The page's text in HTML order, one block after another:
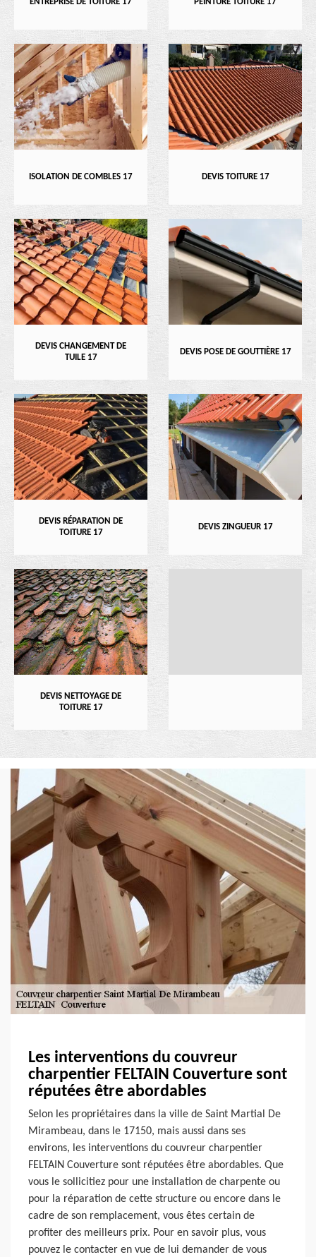
ISOLATION DE COMBLES 17 DEVIS TOITURE 17
DEVIS CHANGEMENT DE
TUILE 17
DEVIS POSE DE GOUTTIÈRE 17
DEVIS RÉPARATION DE
TOITURE 17
DEVIS ZINGUEUR 17
DEVIS NETTOYAGE DE
TOITURE 17
Les interventions du couvreur
charpentier FELTAIN Couverture sont
réputées être abordables
Selon les propriétaires dans la ville de Saint Martial De
Mirambeau, dans le 17150, mais aussi dans ses
environs, les interventions du couvreur charpentier
FELTAIN Couverture sont réputées être abordables. Que
vous le sollicitiez pour une installation de charpente ou
pour la réparation de cette structure ou encore dans le
cadre de son remplacement, vous êtes certain de
profiter des meilleurs prix. Pour en savoir plus, vous
pouvez le contacter en vue de lui demander de vous